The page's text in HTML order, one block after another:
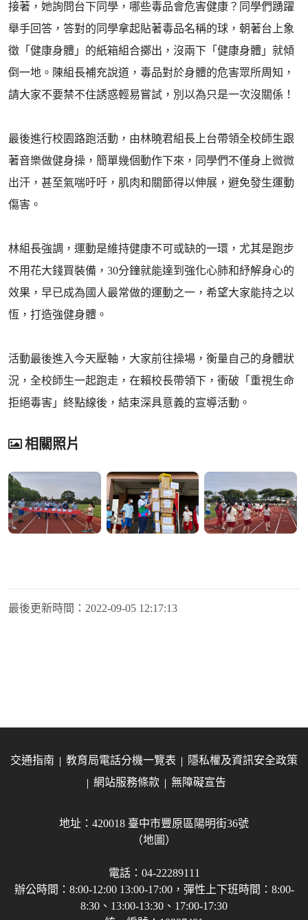
接著，她詢問台下同學，哪些毒品會危害健康？同學們踴躍
舉手回答，答對的同學拿起貼著毒品名稱的球，朝著台上象
徵「健康身體」的紙箱組合擲出，沒兩下「健康身體」就傾
倒一地。陳組長補充說道，毒品對於身體的危害眾所周知，
請大家不要禁不住誘惑輕易嘗試，別以為只是一次沒關係！
最後進行校園路跑活動，由林曉君組長上台帶領全校師生跟
著音樂做健身操，簡單幾個動作下來，同學們不僅身上微微
出汗，甚至氣喘吁吁，肌肉和關節得以伸展，避免發生運動
傷害。
林組長強調，運動是維持健康不可或缺的一環，尤其是跑步
不用花大錢買裝備，30分鐘就能達到強化心肺和紓解身心的
效果，早已成為國人最常做的運動之一，希望大家能持之以
恆，打造強健身體。
活動最後進入今天壓軸，大家前往操場，衡量自己的身體狀
況，全校師生一起跑走，在賴校長帶領下，衝破「重視生命
拒絕毒害」終點線後，結束深具意義的宣導活動。
相關照片
最後更新時間： 2022-09-05 12:17:13
交通指南 教育局電話分機一覽表
隱私權及資訊安全政策
網站服務條款
無障礙宣告
地址：420018 臺中市豐原區陽明街36號
（地圖）
電話：04-22289111
辦公時間：8:00-12:00 13:00-17:00，彈性上下班時間：8:00-
8:30、13:00-13:30、17:00-17:30